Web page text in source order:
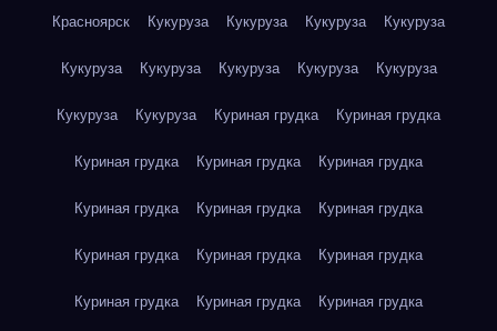
Красноярск Кукуруза Кукуруза Кукуруза Кукуруза
Кукуруза Кукуруза Кукуруза Кукуруза Кукуруза
Кукуруза Кукуруза Куриная грудка Куриная грудка
Куриная грудка Куриная грудка Куриная грудка
Куриная грудка Куриная грудка Куриная грудка
Куриная грудка Куриная грудка Куриная грудка
Куриная грудка Куриная грудка Куриная грудка